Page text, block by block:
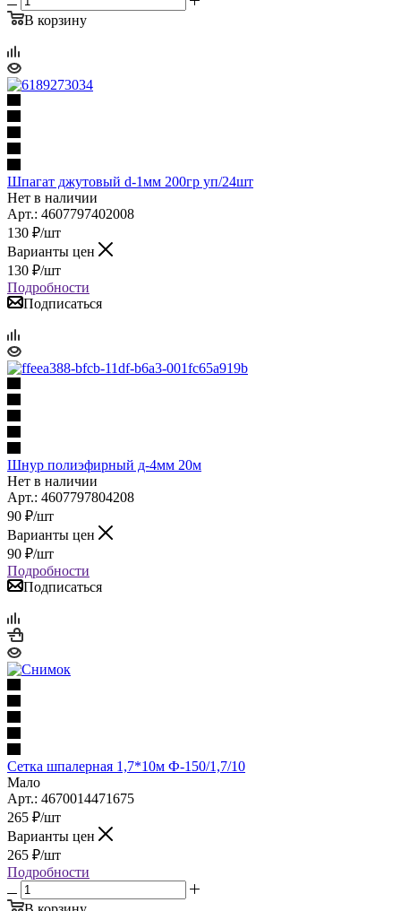
В корзину
Шпагат джутовый d-1мм 200гр уп/24шт
Нет в наличии
Арт.: 4607797402008
130 ₽/шт
Варианты цен
130 ₽/шт
Подробности
Подписаться
Шнур полиэфирный д-4мм 20м
Нет в наличии
Арт.: 4607797804208
90 ₽/шт
Варианты цен
90 ₽/шт
Подробности
Подписаться
Сетка шпалерная 1,7*10м Ф-150/1,7/10
Мало
Арт.: 4670014471675
265 ₽/шт
Варианты цен
265 ₽/шт
Подробности